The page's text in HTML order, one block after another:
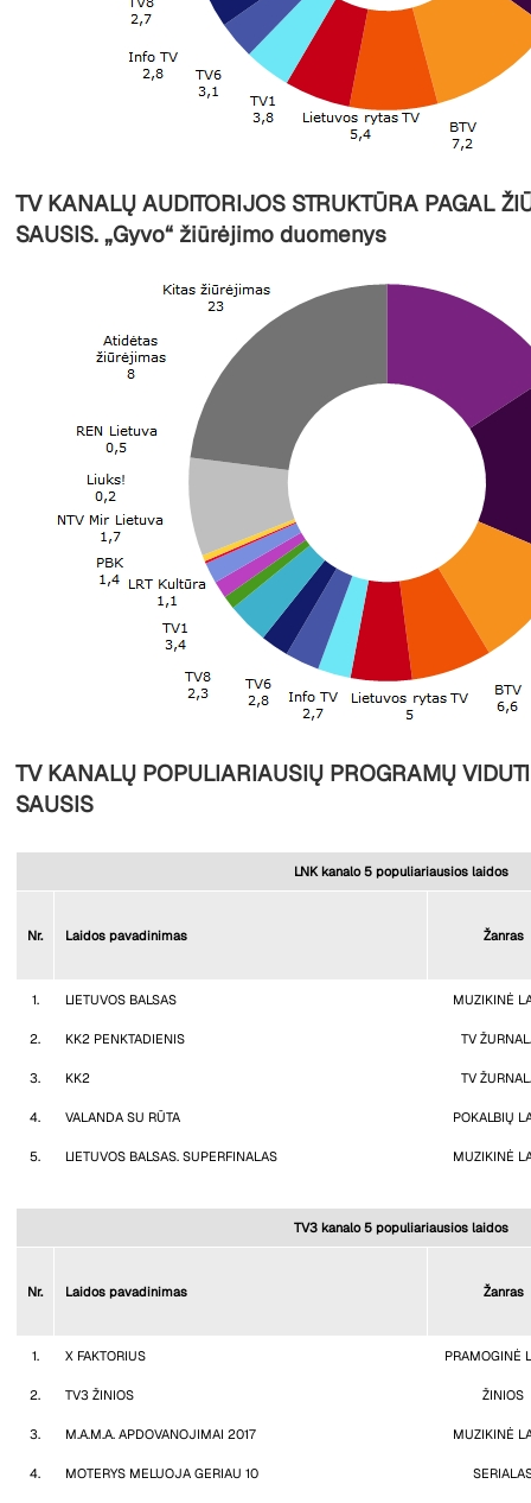
TV KANALŲ AUDITORIJOS STRUKTŪRA PAGAL
SAUSIS. „Gyvo“ žiūrėjimo duomenys
TV KANALŲ POPULIARIAUSIŲ PROGRAMŲ
SAUSIS
LNK kanalo 5 populiariausios laidos
Nr. Laidos pavadinimas Žanras
1. LIETUVOS BALSAS MUZIKINĖ
2. KK2 PENKTADIENIS TV
3. KK2 TV
4. VALANDA SU RŪTA POKALBIŲ
5. LIETUVOS BALSAS. SUPERFINALAS MUZIKINĖ
TV3 kanalo 5 populiariausios laidos
Nr. Laidos pavadinimas Žanras
1. X FAKTORIUS PRAMOGINĖ
2. TV3 ŽINIOS ŽINIOS
3. M.A.M.A. APDOVANOJIMAI 2017 MUZIKINĖ
4. MOTERYS MELUOJA GERIAU 10